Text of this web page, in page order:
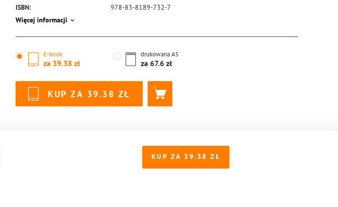
ISBN:
978-83-8189-732-7
Więcej informacji
E-book
za 39.38
drukowanaA5
za 67.6
KUP ZA 39.38
KUP ZA 39.38